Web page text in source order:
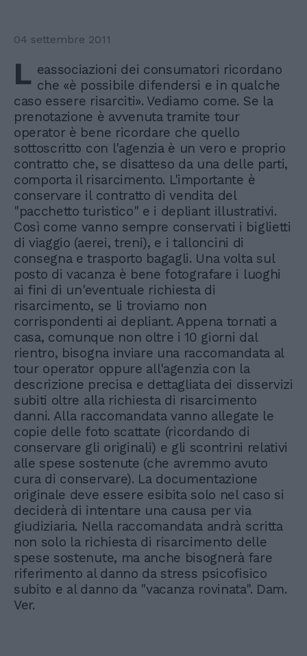
04 settembre 2011
L eassociazioni dei consumatori ricordano
che «è possibile difendersi e in qualche
caso essere risarciti». Vediamo come. Se la
prenotazione è avvenuta tramite tour
operator è bene ricordare che quello
sottoscritto con l'agenzia è un vero e proprio
contratto che, se disatteso da una delle parti,
comporta il risarcimento. L'importante è
conservare il contratto di vendita del
"pacchetto turistico" e i depliant illustrativi.
Così come vanno sempre conservati i biglietti
di viaggio (aerei, treni), e i talloncini di
consegna e trasporto bagagli. Una volta sul
posto di vacanza è bene fotografare i luoghi
ai fini di un'eventuale richiesta di
risarcimento, se li troviamo non
corrispondenti ai depliant. Appena tornati a
casa, comunque non oltre i 10 giorni dal
rientro, bisogna inviare una raccomandata al
tour operator oppure all'agenzia con la
descrizione precisa e dettagliata dei disservizi
subiti oltre alla richiesta di risarcimento
danni. Alla raccomandata vanno allegate le
copie delle foto scattate (ricordando di
conservare gli originali) e gli scontrini relativi
alle spese sostenute (che avremmo avuto
cura di conservare). La documentazione
originale deve essere esibita solo nel caso si
deciderà di intentare una causa per via
giudiziaria. Nella raccomandata andrà scritta
non solo la richiesta di risarcimento delle
spese sostenute, ma anche bisognerà fare
riferimento al danno da stress psicofisico
subito e al danno da "vacanza rovinata". Dam.
Ver.